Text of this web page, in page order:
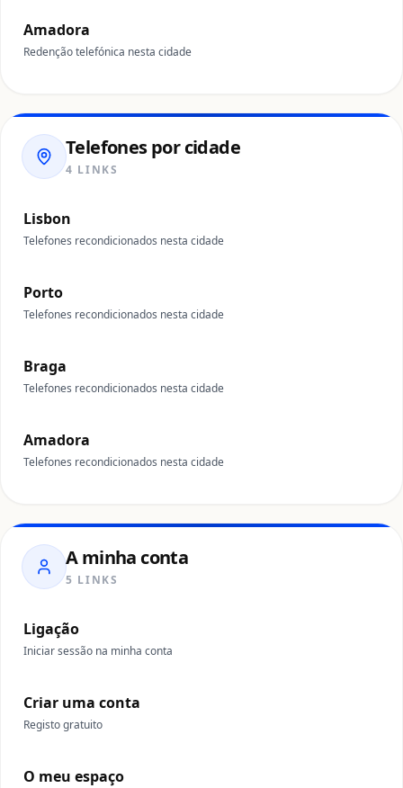
Amadora
Redenção telefónica nesta cidade
Telefones por cidade
4 LINKS
Lisbon
Telefones recondicionados nesta cidade
Porto
Telefones recondicionados nesta cidade
Braga
Telefones recondicionados nesta cidade
Amadora
Telefones recondicionados nesta cidade
A minha conta
5 LINKS
Ligação
Iniciar sessão na minha conta
Criar uma conta
Registo gratuito
O meu espaço